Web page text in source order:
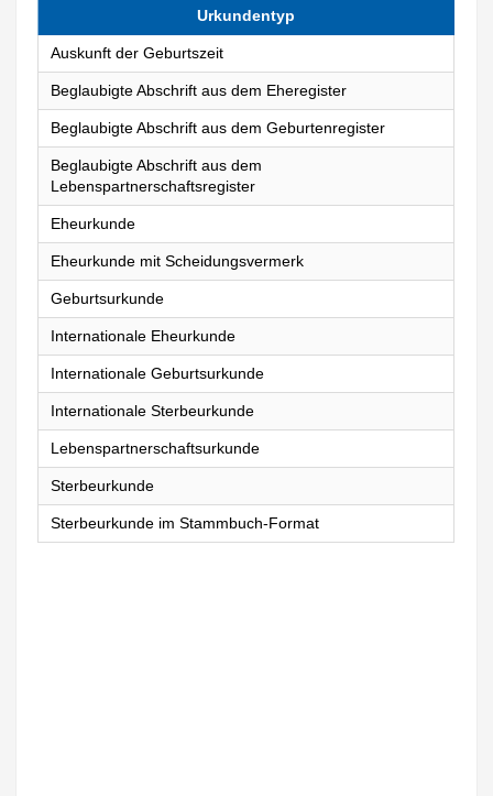
Urkundentyp
Auskunft der Geburtszeit
Beglaubigte Abschrift aus dem Eheregister
Beglaubigte Abschrift aus dem Geburtenregister
Beglaubigte Abschrift aus dem
Lebenspartnerschaftsregister
Eheurkunde
Eheurkunde mit Scheidungsvermerk
Geburtsurkunde
Internationale Eheurkunde
Internationale Geburtsurkunde
Internationale Sterbeurkunde
Lebenspartnerschaftsurkunde
Sterbeurkunde
Sterbeurkunde im Stammbuch-Format